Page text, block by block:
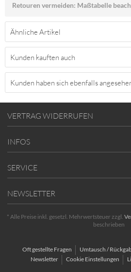
Retouren vermeiden: Maßtabelle
Ähnliche Artikel
Kunden kauften auch
Kunden haben sich ebenfalls
VERTRAG WIDERRUFEN
INFOS
SERVICE
NEWSLETTER
* Alle Preise inkl. gesetzl. Mehrwertsteuer zzgl.
beschrieben
Oft gestellte Fragen Umtausch /
Newsletter
Cookie Einstellungen